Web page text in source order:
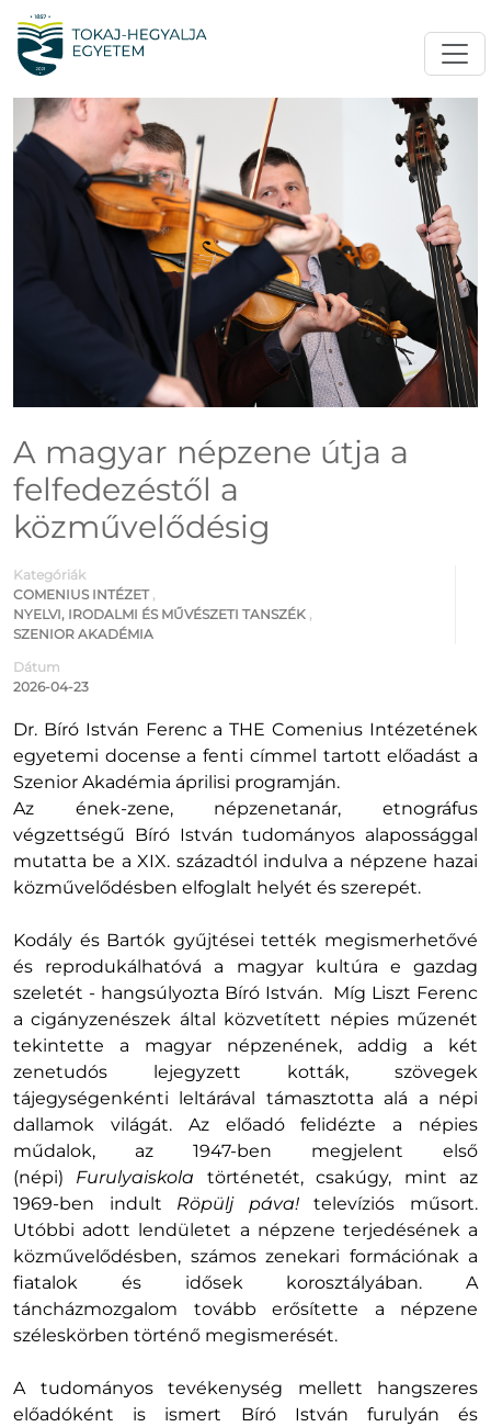
A magyar népzene útja a
felfedezéstől a
közművelődésig
Kategóriák
COMENIUS INTÉZET,
NYELVI, IRODALMI ÉS MŰVÉSZETI TANSZÉK ,
SZENIOR AKADÉMIA
Dátum
2026-04-23
Dr. Bíró István Ferenc a THE Comenius Intézetének
egyetemi docense a fenti címmel tartott előadást a
Szenior Akadémia áprilisi programján.
Az ének-zene, népzenetanár, etnográfus
végzettségű Bíró István tudományos alapossággal
mutatta be a XIX. századtól indulva a népzene hazai
közművelődésben elfoglalt helyét és szerepét.
Kodály és Bartók gyűjtései tették megismerhetővé
és reprodukálhatóvá a magyar kultúra e gazdag
szeletét - hangsúlyozta Bíró István. Míg Liszt Ferenc
a cigányzenészek által közvetített népies műzenét
tekintette a magyar népzenének, addig a két
zenetudós lejegyzett kották, szövegek
tájegységenkénti leltárával támasztotta alá a népi
dallamok világát. Az előadó felidézte a népies
műdalok, az 1947-ben megjelent első
(népi) Furulyaiskola történetét, csakúgy, mint az
1969-ben indult Röpülj páva!televíziós műsort.
Utóbbi adott lendületet a népzene terjedésének a
közművelődésben, számos zenekari formációnak a
fiatalok és idősek korosztályában. A
táncházmozgalom tovább erősítette a népzene
széleskörben történő megismerését.
A tudományos tevékenység mellett hangszeres
előadóként is ismert Bíró István furulyán és